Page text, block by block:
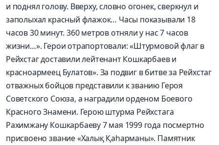
и поднял голову. Вверху, словно огонек, сверкнул и
заполыхал красный флажок… Часы показывали 18
часов 30 минут. 360 метров отняли у нас 7 часов
жизни…». Герои отрапортовали: «Штурмовой флаг в
Рейхстаг доставили лейтенант Кошкарбаев и
красноармеец Булатов». За подвиг в битве за Рейхстаг
отважных бойцов представили к званию Героя
Советского Союза, а наградили орденом Боевого
Красного Знамени. Герою штурма Рейхстага
Рахимжану Кошкарбаеву 7 мая 1999 года посмертно
присвоено звание «Халық Қаһарманы». Памятник